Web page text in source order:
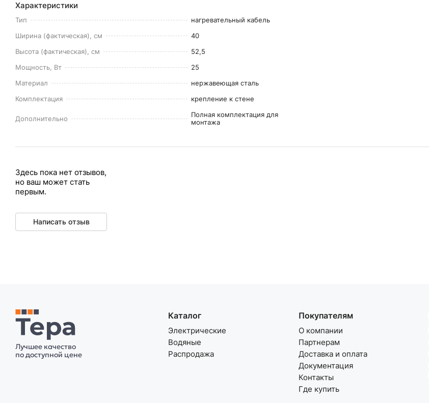
Характеристики
Тип
нагревательный кабель
Ширина (фактическая), см
40
Высота (фактическая), см
52,5
Мощность, Вт
25
Материал
нержавеющая сталь
Комплектация
крепление к стене
Дополнительно
Полная комплектация для
монтажа
Здесь пока нет отзывов,
но ваш может стать
первым.
Написать отзыв
Лучшее качество
по доступной цене
Каталог
Электрические
Водяные
Распродажа
Покупателям
О компании
Партнерам
Доставка и оплата
Документация
Контакты
Где купить